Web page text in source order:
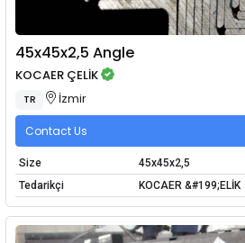
45x45x2,5 Angle
KOCAER ÇELİK
TR İzmir
Contact Us
Size
45x45x2,5
Tedarikçi
KOCAER &#199;ELİK